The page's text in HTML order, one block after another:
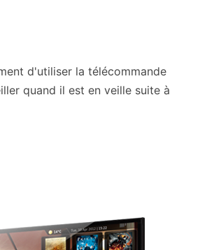
d'utiliser la télécommande
quand il est en veille suite à